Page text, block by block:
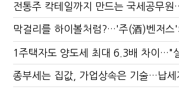
전통주 칵테일까지 만드는 국세공무원
종부세는 집값, 가업상속은 기술…납세